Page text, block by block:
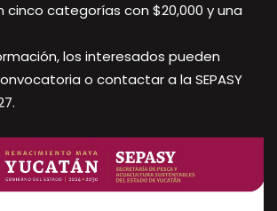
cinco categorías con $20,000 y una
los interesados pueden
o contactar a la SEPASY